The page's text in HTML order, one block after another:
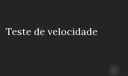
Teste de velocidade